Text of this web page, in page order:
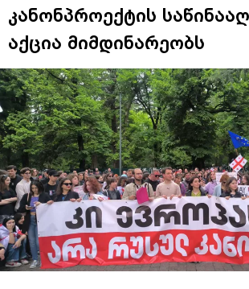
კანონპროექტის
აქცია მიმდინარეობს